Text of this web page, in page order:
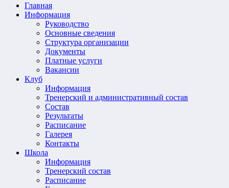
Главная
Информация
Руководство
Основные сведения
Структура организации
Документы
Платные услуги
Вакансии
Клуб
Информация
Тренерский и административный состав
Состав
Результаты
Расписание
Галерея
Контакты
Школа
Информация
Тренерский состав
Расписание